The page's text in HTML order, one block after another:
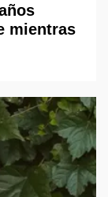
mientras